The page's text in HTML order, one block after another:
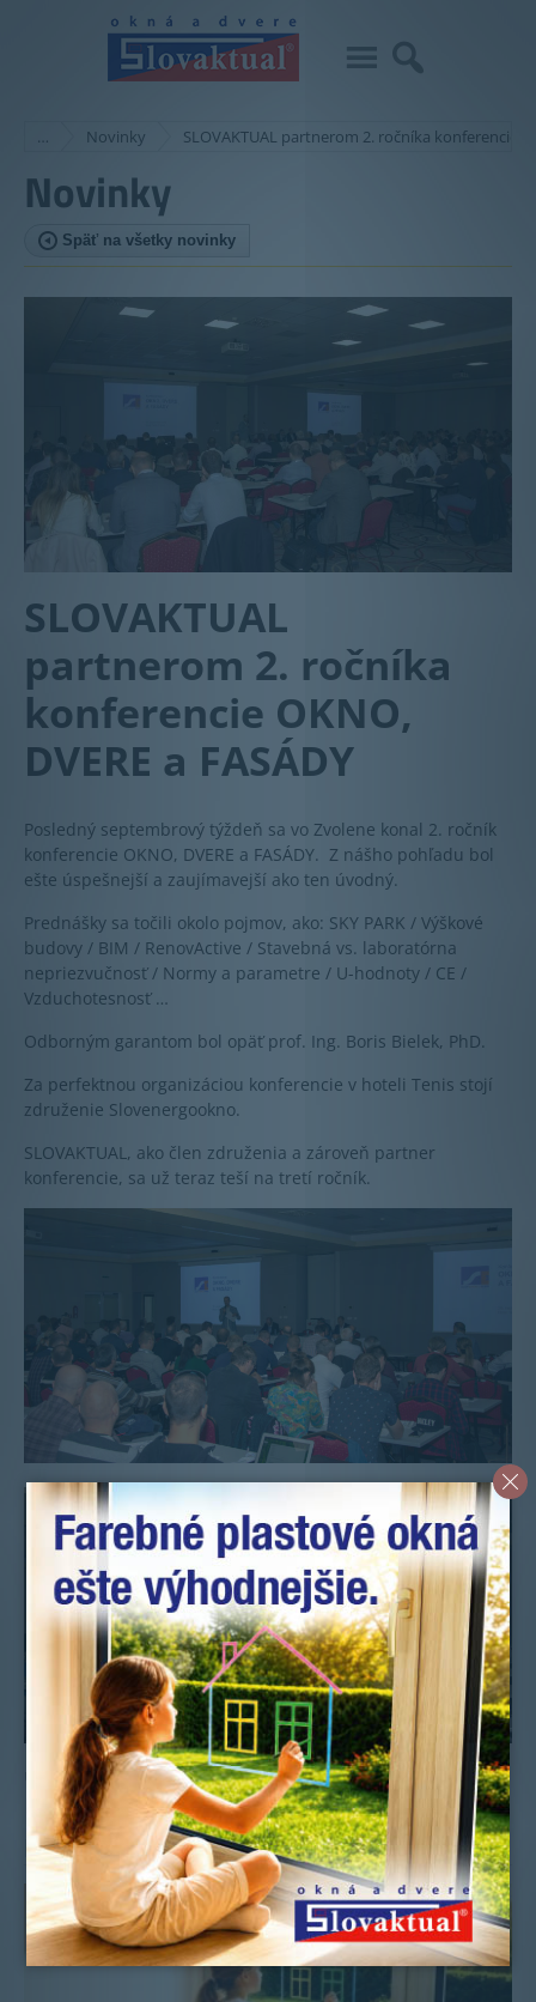
… Novinky SLOVAKTUAL partnerom 2. ročníka konferencie
Novinky
Späť na všetky novinky
SLOVAKTUAL
partnerom 2. ročníka
konferencie OKNO,
DVERE a FASÁDY
Posledný septembrový týždeň sa vo Zvolene konal 2. ročník
konferencie OKNO, DVERE a FASÁDY. Z nášho pohľadu bol
ešte úspešnejší a zaujímavejší ako ten úvodný.
Prednášky sa točili okolo pojmov, ako: SKY PARK / Výškové
budovy / BIM / RenovActive / Stavebná vs. laboratórna
nepriezvučnosť / Normy a parametre / U-hodnoty / CE /
Vzduchotesnosť …
Odborným garantom bol opäť prof. Ing. Boris Bielek, PhD.
Za perfektnou organizáciou konferencie v hoteli Tenis stojí
združenie Slovenergookno.
SLOVAKTUAL, ako člen združenia a zároveň partner
konferencie, sa už teraz teší na tretí ročník.
Uverejnené: 3.10.2019
Ďalšie novinky